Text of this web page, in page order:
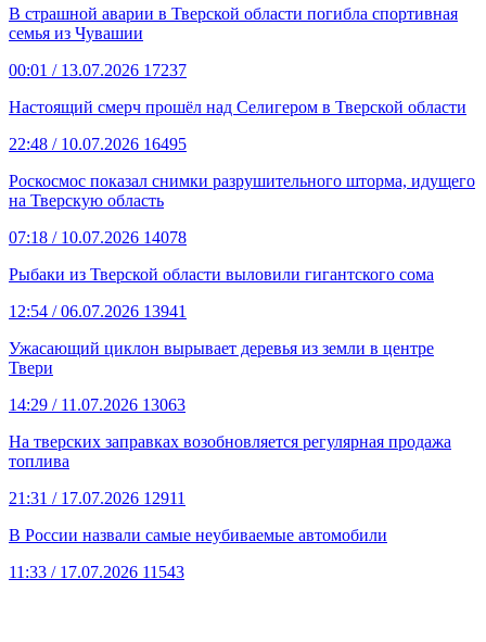
В страшной аварии в Тверской области погибла спортивная
семья из Чувашии
00:01 / 13.07.2026 17237
Настоящий смерч прошёл над Селигером в Тверской области
22:48 / 10.07.2026 16495
Роскосмос показал снимки разрушительного шторма, идущего
на Тверскую область
07:18 / 10.07.2026 14078
Рыбаки из Тверской области выловили гигантского сома
12:54 / 06.07.2026 13941
Ужасающий циклон вырывает деревья из земли в центре
Твери
14:29 / 11.07.2026 13063
На тверских заправках возобновляется регулярная продажа
топлива
21:31 / 17.07.2026 12911
В России назвали самые неубиваемые автомобили
11:33 / 17.07.2026 11543